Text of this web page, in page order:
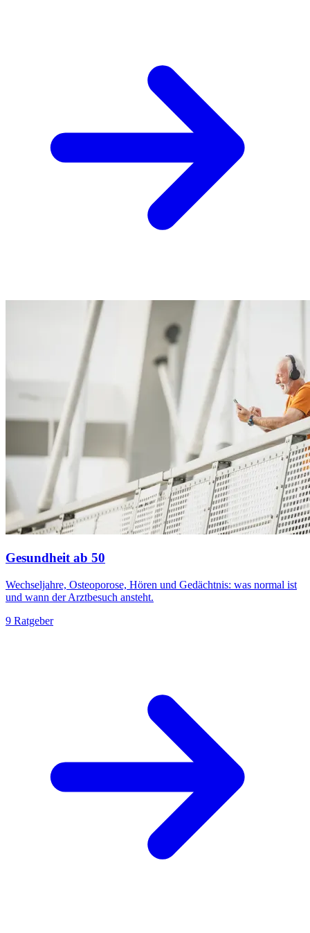
Gesundheit ab 50
Wechseljahre, Osteoporose, Hören und Gedächtnis: was normal ist
und wann der Arztbesuch ansteht.
9 Ratgeber